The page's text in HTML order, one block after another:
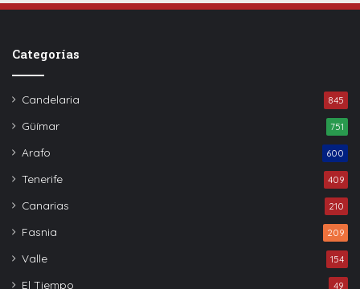
Categorías
Candelaria 845
Güímar 751
Arafo 600
Tenerife 409
Canarias 210
Fasnia 209
Valle 154
El Tiempo 49